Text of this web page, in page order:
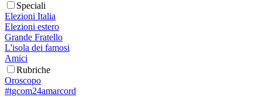
Speciali
Elezioni Italia
Elezioni estero
Grande Fratello
L'isola dei famosi
Amici
Rubriche
Oroscopo
#tgcom24amarcord